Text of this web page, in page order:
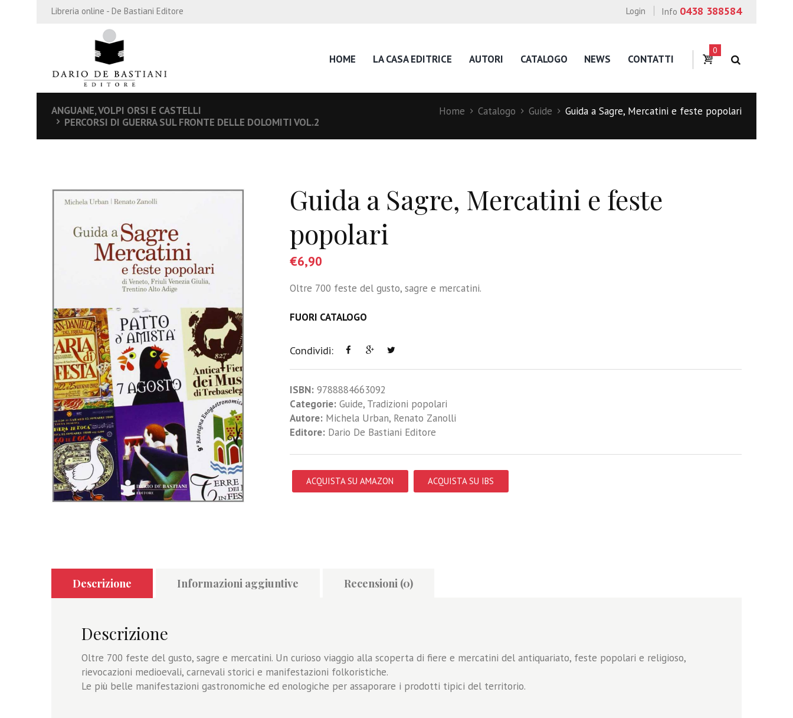
Libreria online - De Bastiani Editore Info 0438 388584
Login
HOME LA CASA EDITRICE AUTORI CATALOGO NEWS CONTATTI
0
ANGUANE, VOLPI ORSI E CASTELLI
PERCORSI DI GUERRA SUL FRONTE DELLE DOLOMITI VOL.2
Home Catalogo Guide Guida a Sagre, Mercatini e feste popolari
Guida a Sagre, Mercatini e feste
popolari
€6,90
Oltre 700 feste del gusto, sagre e mercatini.
FUORI CATALOGO
Condividi:
ISBN: 9788884663092
Categorie: Guide, Tradizioni popolari
Autore: Michela Urban, Renato Zanolli
Editore:Dario De Bastiani Editore
ACQUISTA SU AMAZON ACQUISTA SU IBS
Descrizione Informazioni aggiuntive Recensioni (0)
Descrizione
Oltre 700 feste del gusto, sagre e mercatini. Un curioso viaggio alla scoperta di fiere e mercatini del antiquariato, feste popolari e religioso,
rievocazioni medioevali, carnevali storici e manifestazioni folkoristiche.
Le più belle manifestazioni gastronomiche ed enologiche per assaporare i prodotti tipici del territorio.